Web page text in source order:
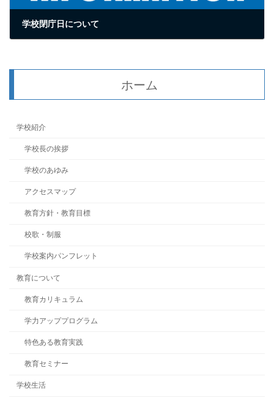
学校閉庁日について
ホーム
学校紹介
学校長の挨拶
学校のあゆみ
アクセスマップ
教育方針・教育目標
校歌・制服
学校案内パンフレット
教育について
教育カリキュラム
学力アッププログラム
特色ある教育実践
教育セミナー
学校生活